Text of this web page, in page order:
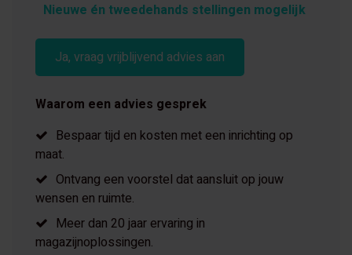
Nieuwe én tweedehands stellingen mogelijk
Ja, vraag vrijblijvend advies aan
Waarom een advies gesprek
Bespaar tijd en kosten met een inrichting op
maat.
Ontvang een voorstel dat aansluit op jouw
wensen en ruimte.
Meer dan 20 jaar ervaring in
magazijnoplossingen.